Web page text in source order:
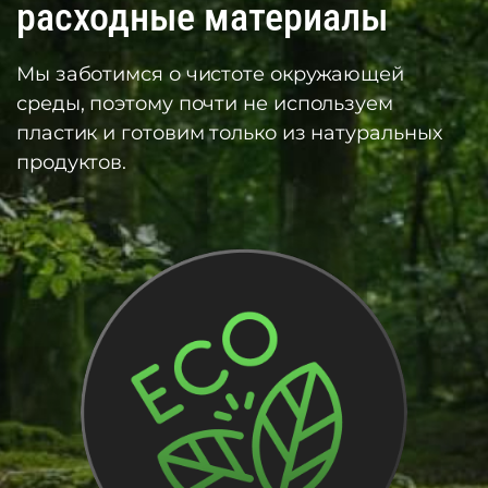
расходные материалы
Мы заботимся о чистоте окружающей
среды, поэтому почти не используем
пластик и готовим только из натуральных
продуктов.